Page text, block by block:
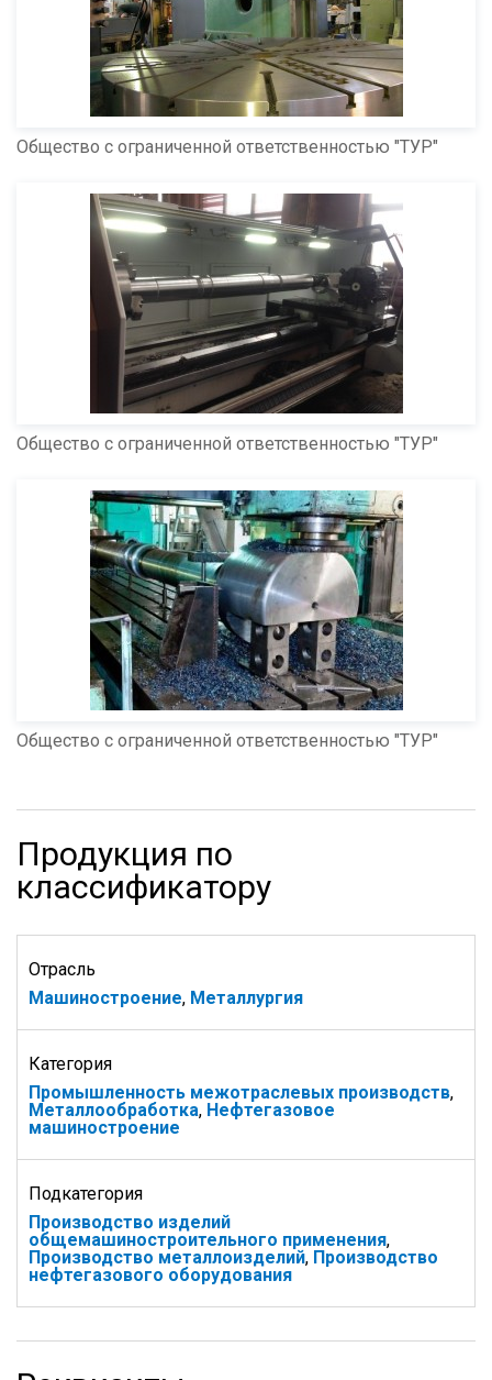
Общество с ограниченной ответственностью "ТУР"
Общество с ограниченной ответственностью "ТУР"
Общество с ограниченной ответственностью "ТУР"
Продукция по
классификатору
Отрасль
Машиностроение, Металлургия
Категория
Промышленность межотраслевых производств,
Металлообработка, Нефтегазовое
машиностроение
Подкатегория
Производство изделий
общемашиностроительного применения,
Производство металлоизделий, Производство
нефтегазового оборудования